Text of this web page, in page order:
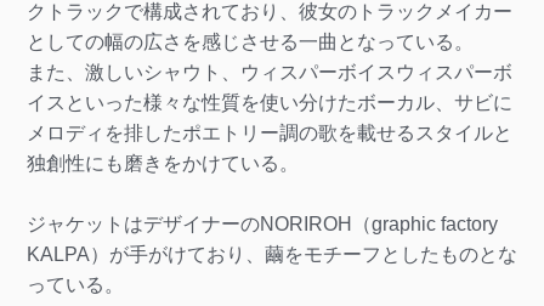
クトラックで構成されており、彼女のトラックメイカー
としての幅の広さを感じさせる一曲となっている。
また、激しいシャウト、ウィスパーボイスウィスパーボ
イスといった様々な性質を使い分けたボーカル、サビに
メロディを排したポエトリー調の歌を載せるスタイルと
独創性にも磨きをかけている。
ジャケットはデザイナーのNORIROH（graphic factory
KALPA）が手がけており、繭をモチーフとしたものとな
っている。